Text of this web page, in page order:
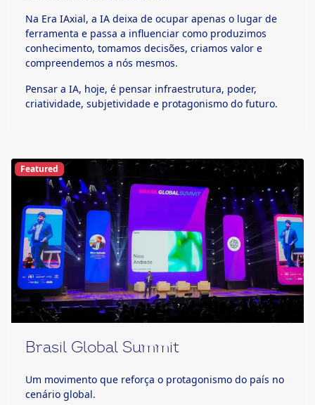
Na Era IAxial, a IA deixa de ocupar apenas o lugar de
ferramenta e passa a influenciar como produzimos
conhecimento, tomamos decisões, criamos valor e
compreendemos a nós mesmos.
Pensar a IA, hoje, é pensar infraestrutura, poder,
criatividade, subjetividade e protagonismo do futuro.
Featured
Brasil Global Summit
Um movimento que reforça o protagonismo do país no
cenário global.